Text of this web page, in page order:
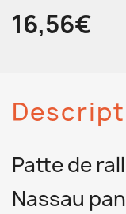
16,56€
Patte de
Nassau